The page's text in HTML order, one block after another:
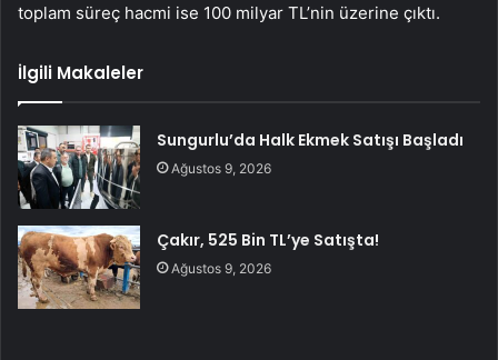
toplam süreç hacmi ise 100 milyar TL’nin üzerine çıktı.
İlgili Makaleler
Sungurlu’da Halk Ekmek Satışı Başladı
Ağustos 9, 2026
Çakır, 525 Bin TL’ye Satışta!
Ağustos 9, 2026